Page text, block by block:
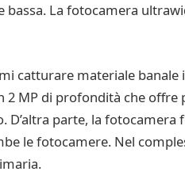
La fotocamera
catturare materiale
2 MP di profondità che
parte, la fotocamera
le fotocamere. Nel